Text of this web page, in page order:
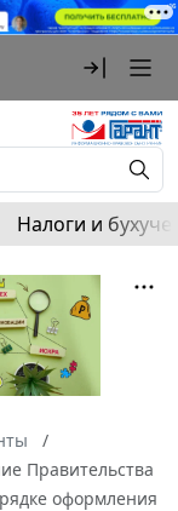
Налоги и
Правительства
оформления